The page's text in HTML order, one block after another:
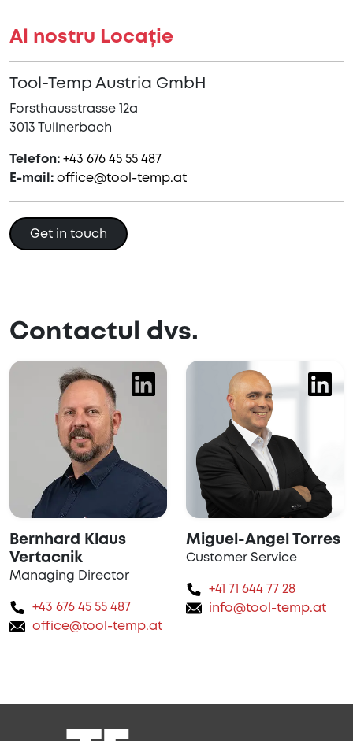
Al nostru Locație
Tool-Temp Austria GmbH
Forsthausstrasse 12a
3013 Tullnerbach
Telefon: +43 676 45 55 487
E-mail: office@tool-temp.at
Get in touch
Contactul dvs.
Bernhard Klaus
Vertacnik
Managing Director
+43 676 45 55 487
office@tool-temp.at
Miguel-Angel Torres
Customer Service
+41 71 644 77 28
info@tool-temp.at